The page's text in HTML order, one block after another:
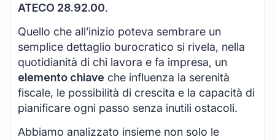
ATECO 28.92.00.
Quello che all’inizio poteva sembrare un
semplice dettaglio burocratico si rivela, nella
quotidianità di chi lavora e fa impresa, un
elemento chiave che influenza la serenità
fiscale, le possibilità di crescita e la capacità di
pianificare ogni passo senza inutili ostacoli.
Abbiamo analizzato insieme non solo le